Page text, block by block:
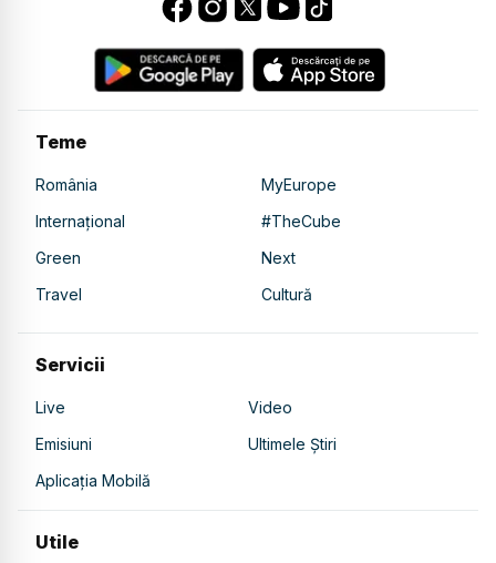
Teme
România
MyEurope
Internațional
#TheCube
Green
Next
Travel
Cultură
Servicii
Live
Video
Emisiuni
Ultimele Știri
Aplicația Mobilă
Utile